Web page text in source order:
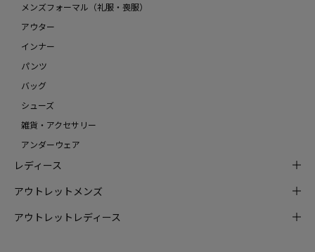
メンズフォーマル（礼服・喪服）
アウター
インナー
パンツ
バッグ
シューズ
雑貨・アクセサリー
アンダーウェア
レディース
アウトレットメンズ
アウトレットレディース